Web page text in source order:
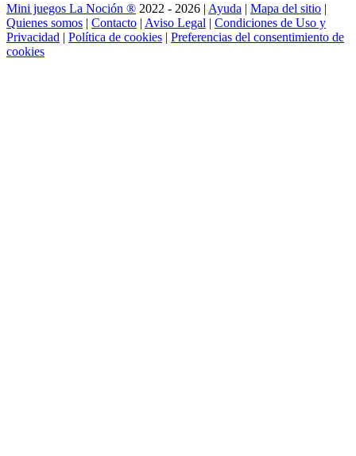
Mini juegos La Noción ® 2022 - 2026 | Ayuda | Mapa del sitio |
Quienes somos | Contacto | Aviso Legal | Condiciones de Uso y
Privacidad | Política de cookies | Preferencias del consentimiento de
cookies